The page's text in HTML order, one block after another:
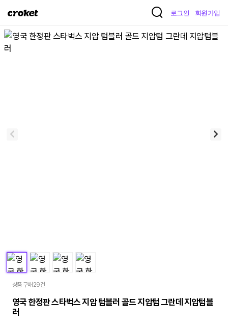
크
켓
로그인 회원가입
상품 구매 29건
영국 한정판 스타벅스 지압 텀블러 골드 지압텀 그란데 지압텀블
러